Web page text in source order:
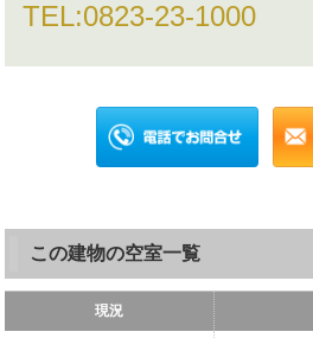
TEL:0823-23-1000
この建物の空室一覧
現況